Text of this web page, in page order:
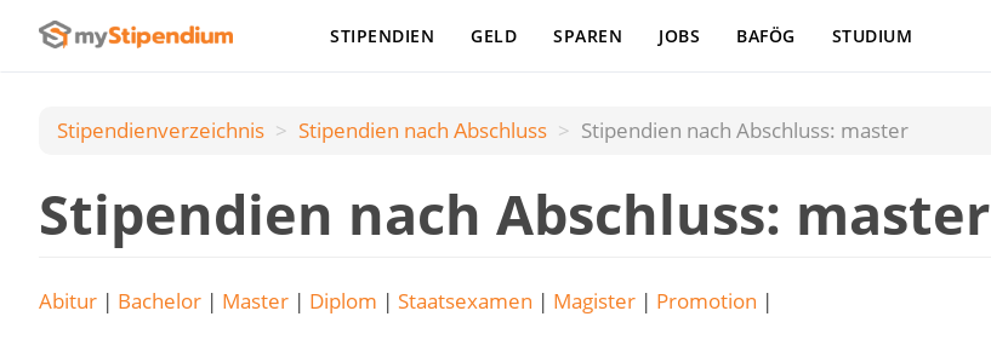
STIPENDIEN GELD SPAREN JOBS BAFÖG STUDIUM
Stipendienverzeichnis Stipendien nach Аbschluss Stipendien nach Abschluss: master
Stipendien nach Abschluss: master
Abitur | Bachelor | Master | Diplom | Staatsexamen | Magister | Promotion |